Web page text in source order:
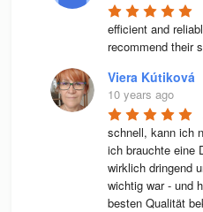
efficient and
recommend their
Viera Kútiková
10 years ago
schnell, kann ich
ich brauchte eine
wirklich dringend
wichtig war - und
besten Qualität